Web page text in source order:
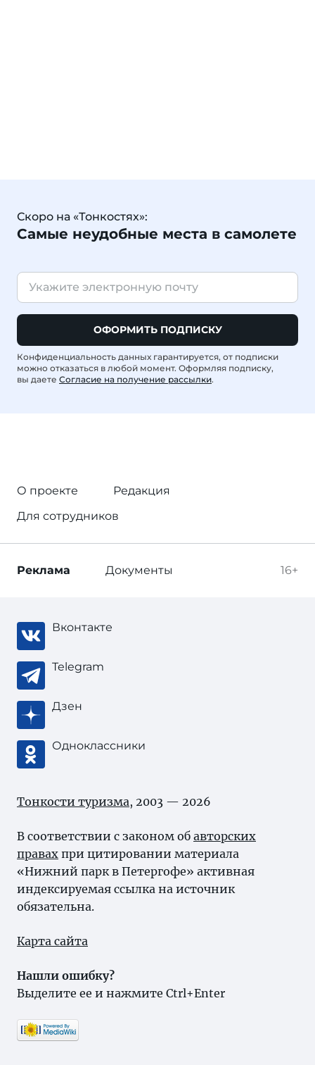
Скоро на «Тонкостях»:
Самые неудобные места в самолете
ОФОРМИТЬ ПОДПИСКУ
Конфиденциальность данных гарантируется, от подписки
можно отказаться в любой момент. Оформляя подписку,
вы даете Согласие на получение рассылки.
О проекте
Редакция
Для сотрудников
16+
Реклама Документы
Вконтакте
Telegram
Дзен
Одноклассники
Тонкости туризма, 2003 — 2026
В соответствии с законом об авторских
правах при цитировании материала
«Нижний парк в Петергофе» активная
индексируемая ссылка на источник
обязательна.
Карта сайта
Нашли ошибку?
Выделите ее и нажмите Ctrl+Enter